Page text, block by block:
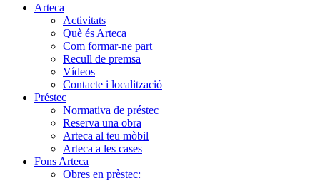
Arteca
Activitats
Què és Arteca
Com formar-ne part
Recull de premsa
Vídeos
Contacte i localització
Préstec
Normativa de préstec
Reserva una obra
Arteca al teu mòbil
Arteca a les cases
Fons Arteca
Obres en prèstec: